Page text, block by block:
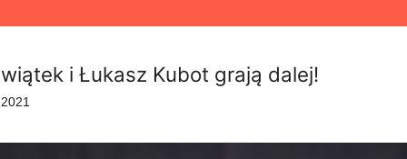
i Łukasz Kubot grają dalej!